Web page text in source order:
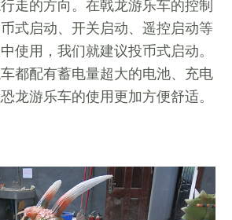
走的方向。在戟龙游乐车的控制
式启动、开关启动、遥控启动等
使用，我们就建议投币式启动。
都配有蓄电量超大的电池、充电
龙游乐车的使用更加方便舒适。